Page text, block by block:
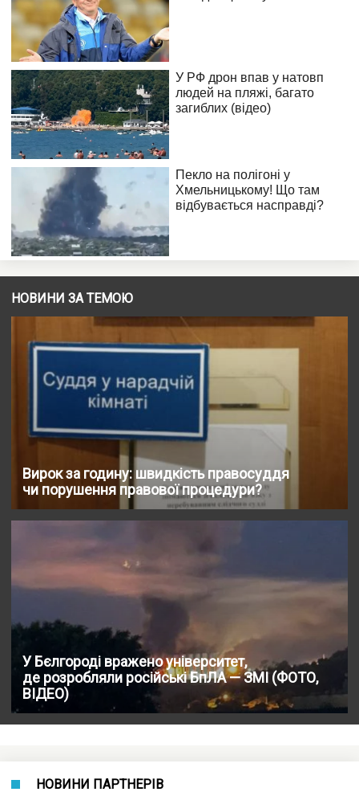
НОВИНИ ЗА ТЕМОЮ
Вирок за годину: швидкість правосуддя
чи порушення правової процедури?
У Бєлгороді вражено університет,
де розробляли російські БпЛА — ЗМІ (ФОТО,
ВІДЕО)
НОВИНИ ПАРТНЕРІВ